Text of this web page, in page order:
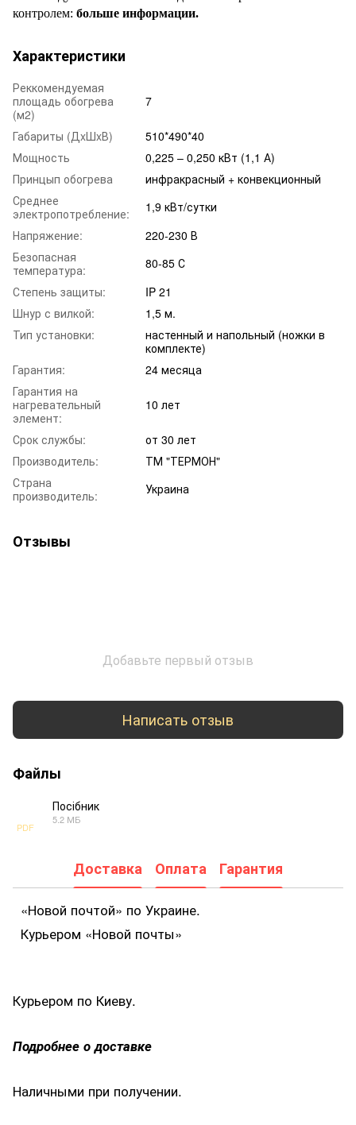
контролем: больше информации.
Характеристики
Реккомендуемая
площадь обогрева
(м2)
7
Габариты (ДxШxВ)
510*490*40
Мощность
0,225 – 0,250 кВт (1,1 А)
Принцып обогрева
инфракрасный + конвекционный
Среднее
электропотребление:
1,9 кВт/сутки
Напряжение:
220-230 В
Безопасная
температура:
80-85 С
Степень защиты:
IP 21
Шнур с вилкой:
1,5 м.
Тип установки:
настенный и напольный (ножки в
комплекте)
Гарантия:
24 месяца
Гарантия на
нагревательный
элемент:
10 лет
Срок службы:
от 30 лет
Производитель:
ТМ "ТЕРМОН"
Страна
производитель:
Украина
Отзывы
Добавьте первый отзыв
Написать отзыв
Файлы
PDF
Посібник
5.2 МБ
Доставка Оплата Гарантия
«Новой почтой» по Украине.
Курьером «Новой почты»
Курьером по Киеву.
Подробнее о доставке
Наличными при получении.